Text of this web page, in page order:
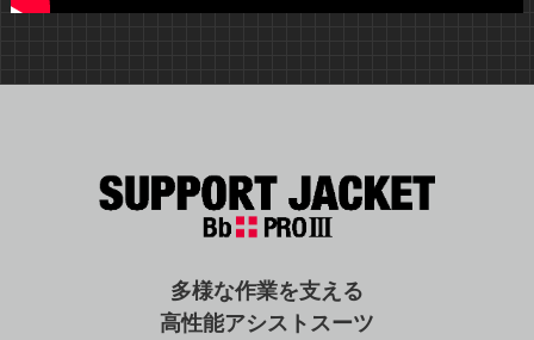
多様な作業を支える
高性能アシストスーツ